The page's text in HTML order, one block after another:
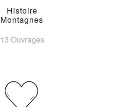
Histoire
Montagnes
13 Ouvrages